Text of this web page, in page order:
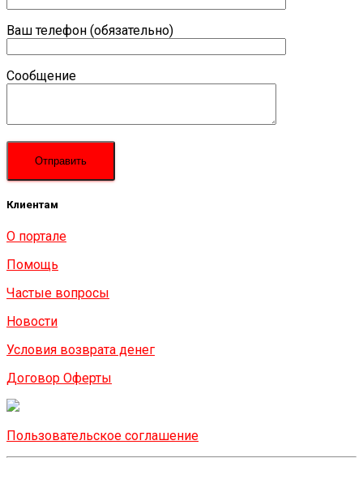
Ваш телефон (обязательно)
Сообщение
Клиентам
О портале
Помощь
Частые вопросы
Новости
Условия возврата денег
Договор Оферты
Пользовательское соглашение